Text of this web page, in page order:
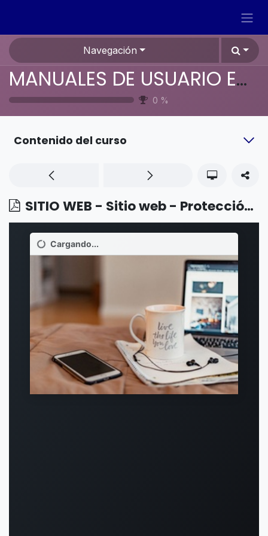
Navegación
MANUALES DE USUARIO EN ESPAÑOL ODOO 19
0 %
Contenido del curso
SITIO WEB - Sitio web - Protección contra spam en los formularios